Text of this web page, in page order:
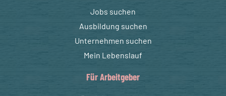
Jobs suchen
Ausbildung suchen
Unternehmen suchen
Mein Lebenslauf
Für Arbeitgeber